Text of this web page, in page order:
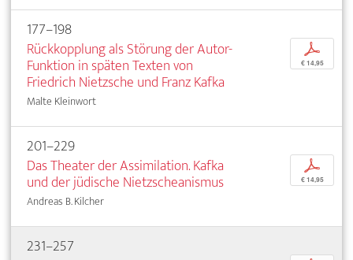
177–198
Rückkopplung als Störung der Autor-
Funktion in späten Texten von
Friedrich Nietzsche und Franz Kafka
Malte Kleinwort
p
€ 14,95
201–229
Das Theater der Assimilation. Kafka
und der jüdische Nietzscheanismus
Andreas B. Kilcher
p
€ 14,95
231–257